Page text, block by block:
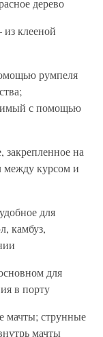
дерево
клееной
румпеля
с помощью
закрепленное на
между курсом и
для
камбуз,
для
в порту
мачты; струнные
мачты